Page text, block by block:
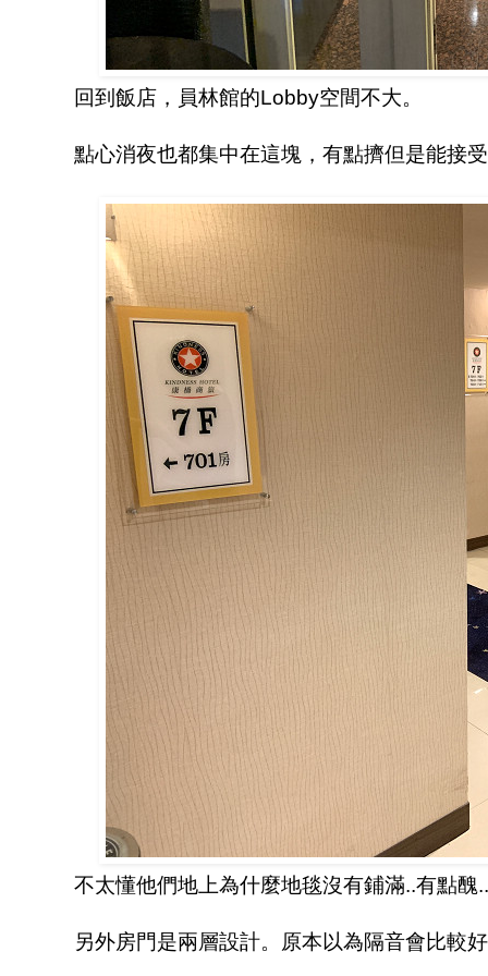
回到飯店，員林館的Lobby空間不大。
點心消夜也都集中在這塊，有點擠但是能接
不太懂他們地上為什麼地毯沒有鋪滿..有點醜..
另外房門是兩層設計。原本以為隔音會比較